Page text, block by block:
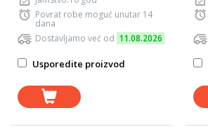
Povrat robe moguć unutar 14
dana
Dostavljamo već od 11.08.2026
Usporedite proizvod